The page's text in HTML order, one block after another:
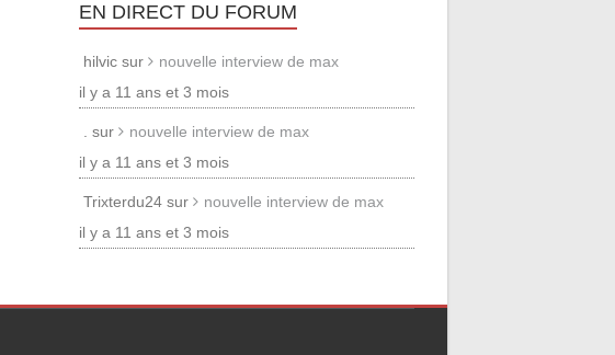
EN DIRECT DU FORUM
hilvic sur
nouvelle interview de max
il y a 11 ans et 3 mois
. sur
nouvelle interview de max
il y a 11 ans et 3 mois
Trixterdu24 sur
nouvelle interview de max
il y a 11 ans et 3 mois